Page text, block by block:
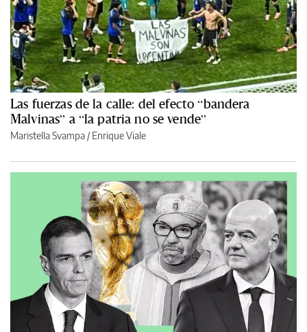
Las fuerzas de la calle: del efecto “bandera
Malvinas” a “la patria no se vende”
Maristella Svampa /Enrique Viale